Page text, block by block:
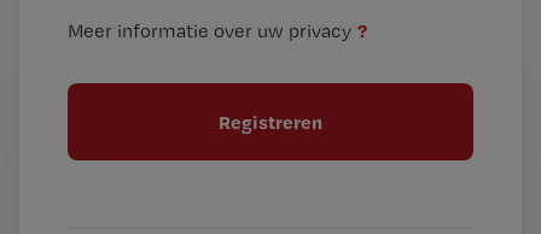
tt
l
Meer informatie over uw privacy ?